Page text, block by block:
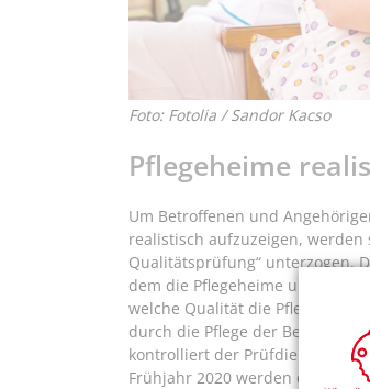
Foto: Fotolia / Sandor Kacso
Pflegeheime
Um Betroffenen und
realistisch aufzuzeigen,
Qualitätsprüfung“ unterzogen.
dem die Pflegeheime
welche Qualität die Pflege
durch die Pflege der Bewohner
kontrolliert der Prüfdienst der
Frühjahr 2020 werden die